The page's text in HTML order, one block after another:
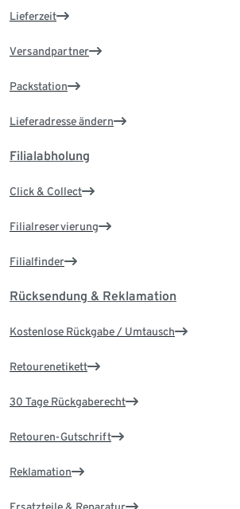
Lieferzeit
Versandpartner
Packstation
Lieferadresse ändern
Filialabholung
Click & Collect
Filialreservierung
Filialfinder
Rücksendung & Reklamation
Kostenlose Rückgabe / Umtausch
Retourenetikett
30 Tage Rückgaberecht
Retouren-Gutschrift
Reklamation